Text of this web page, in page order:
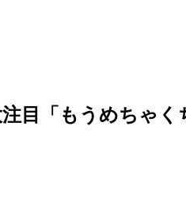
目「もうめちゃ